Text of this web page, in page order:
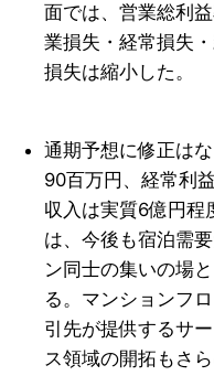
面では、営業総利
業損失・経常損失
損失は縮小した。
通期予想に修正は
90百万円、経常利
収入は実質6億円程
は、今後も宿泊需
ン同士の集いの場
る。マンションフ
引先が提供するサ
ス領域の開拓もさ